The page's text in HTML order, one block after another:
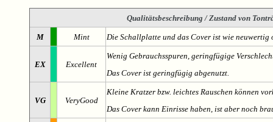
Qualitätsbeschreibung / Zustand von
M Mint Die Schallplatte und das Cover ist wie
EX Excellent
Wenig Gebrauchsspuren, geringfügige
Das Cover ist geringfügig abgenutzt.
VG VeryGood
Kleine Kratzer bzw. leichtes Rauschen können
Das Cover kann Einrisse haben, ist aber noch